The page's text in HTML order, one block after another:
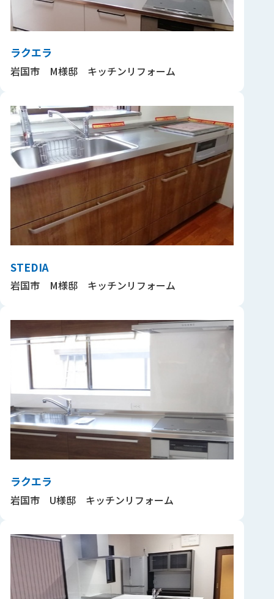
ラクエラ
岩国市 M様邸 キッチンリフォーム
STEDIA
岩国市 M様邸 キッチンリフォーム
ラクエラ
岩国市 U様邸 キッチンリフォーム